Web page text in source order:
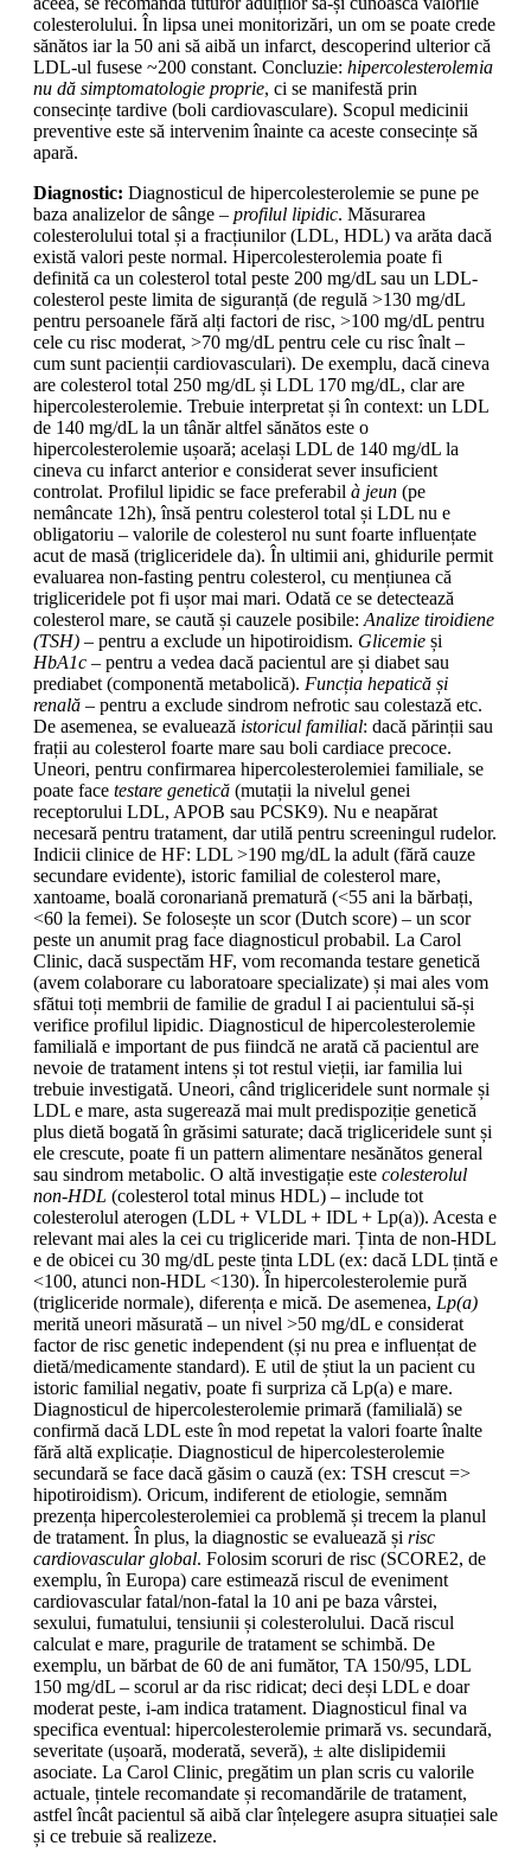
colesterolului. În lipsa unei monitorizări, un om se poate crede
sănătos iar la 50 ani să aibă un infarct, descoperind ulterior că
LDL-ul fusese ~200 constant. Concluzie: hipercolesterolemia
nu dă simptomatologie proprie, ci se manifestă prin
consecințe tardive (boli cardiovasculare). Scopul medicinii
preventive este să intervenim înainte ca aceste consecințe să
apară.
Diagnostic: Diagnosticul de hipercolesterolemie se pune pe
baza analizelor de sânge – profilul lipidic. Măsurarea
colesterolului total și a fracțiunilor (LDL, HDL) va arăta dacă
există valori peste normal. Hipercolesterolemia poate fi
definită ca un colesterol total peste 200 mg/dL sau un LDL-
colesterol peste limita de siguranță (de regulă >130 mg/dL
pentru persoanele fără alți factori de risc, >100 mg/dL pentru
cele cu risc moderat, >70 mg/dL pentru cele cu risc înalt –
cum sunt pacienții cardiovasculari). De exemplu, dacă cineva
are colesterol total 250 mg/dL și LDL 170 mg/dL, clar are
hipercolesterolemie. Trebuie interpretat și în context: un LDL
de 140 mg/dL la un tânăr altfel sănătos este o
hipercolesterolemie ușoară; același LDL de 140 mg/dL la
cineva cu infarct anterior e considerat sever insuficient
controlat. Profilul lipidic se face preferabil à jeun (pe
nemâncate 12h), însă pentru colesterol total și LDL nu e
obligatoriu – valorile de colesterol nu sunt foarte influențate
acut de masă (trigliceridele da). În ultimii ani, ghidurile permit
evaluarea non-fasting pentru colesterol, cu mențiunea că
trigliceridele pot fi ușor mai mari. Odată ce se detectează
colesterol mare, se caută și cauzele posibile: Analize tiroidiene
(TSH) – pentru a exclude un hipotiroidism. Glicemie și
HbA1c – pentru a vedea dacă pacientul are și diabet sau
prediabet (componentă metabolică). Funcția hepatică și
renală – pentru a exclude sindrom nefrotic sau colestază etc.
De asemenea, se evaluează istoricul familial: dacă părinții sau
frații au colesterol foarte mare sau boli cardiace precoce.
Uneori, pentru confirmarea hipercolesterolemiei familiale, se
poate face testare genetică (mutații la nivelul genei
receptorului LDL, APOB sau PCSK9). Nu e neapărat
necesară pentru tratament, dar utilă pentru screeningul rudelor.
Indicii clinice de HF: LDL >190 mg/dL la adult (fără cauze
secundare evidente), istoric familial de colesterol mare,
xantoame, boală coronariană prematură (<55 ani la bărbați,
<60 la femei). Se folosește un scor (Dutch score) – un scor
peste un anumit prag face diagnosticul probabil. La Carol
Clinic, dacă suspectăm HF, vom recomanda testare genetică
(avem colaborare cu laboratoare specializate) și mai ales vom
sfătui toți membrii de familie de gradul I ai pacientului să-și
verifice profilul lipidic. Diagnosticul de hipercolesterolemie
familială e important de pus fiindcă ne arată că pacientul are
nevoie de tratament intens și tot restul vieții, iar familia lui
trebuie investigată. Uneori, când trigliceridele sunt normale și
LDL e mare, asta sugerează mai mult predispoziție genetică
plus dietă bogată în grăsimi saturate; dacă trigliceridele sunt și
ele crescute, poate fi un pattern alimentare nesănătos general
sau sindrom metabolic. O altă investigație este colesterolul
non-HDL (colesterol total minus HDL) – include tot
colesterolul aterogen (LDL + VLDL + IDL + Lp(a)). Acesta e
relevant mai ales la cei cu trigliceride mari. Ținta de non-HDL
e de obicei cu 30 mg/dL peste ținta LDL (ex: dacă LDL țintă e
<100, atunci non-HDL <130). În hipercolesterolemie pură
(trigliceride normale), diferența e mică. De asemenea, Lp(a)
merită uneori măsurată – un nivel >50 mg/dL e considerat
factor de risc genetic independent (și nu prea e influențat de
dietă/medicamente standard). E util de știut la un pacient cu
istoric familial negativ, poate fi surpriza că Lp(a) e mare.
Diagnosticul de hipercolesterolemie primară (familială) se
confirmă dacă LDL este în mod repetat la valori foarte înalte
fără altă explicație. Diagnosticul de hipercolesterolemie
secundară se face dacă găsim o cauză (ex: TSH crescut =>
hipotiroidism). Oricum, indiferent de etiologie, semnăm
prezența hipercolesterolemiei ca problemă și trecem la planul
de tratament. În plus, la diagnostic se evaluează și risc
cardiovascular global. Folosim scoruri de risc (SCORE2, de
exemplu, în Europa) care estimează riscul de eveniment
cardiovascular fatal/non-fatal la 10 ani pe baza vârstei,
sexului, fumatului, tensiunii și colesterolului. Dacă riscul
calculat e mare, pragurile de tratament se schimbă. De
exemplu, un bărbat de 60 de ani fumător, TA 150/95, LDL
150 mg/dL – scorul ar da risc ridicat; deci deși LDL e doar
moderat peste, i-am indica tratament. Diagnosticul final va
specifica eventual: hipercolesterolemie primară vs. secundară,
severitate (ușoară, moderată, severă), ± alte dislipidemii
asociate. La Carol Clinic, pregătim un plan scris cu valorile
actuale, țintele recomandate și recomandările de tratament,
astfel încât pacientul să aibă clar înțelegere asupra situației sale
și ce trebuie să realizeze.